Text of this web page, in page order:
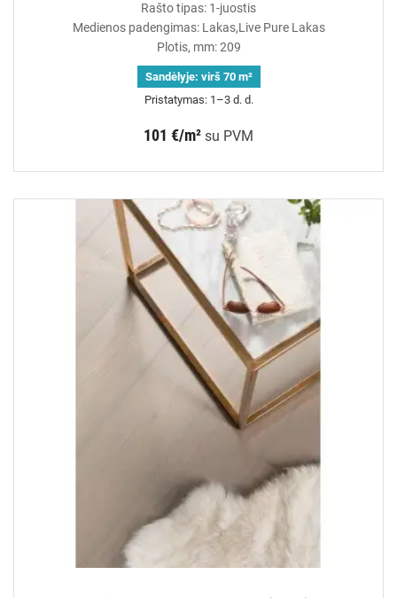
Rašto tipas: 1-juostis
Medienos padengimas: Lakas,Live Pure Lakas
Plotis, mm: 209
Sandėlyje: virš 70 m²
Pristatymas: 1–3 d. d.
101 €/m² su PVM